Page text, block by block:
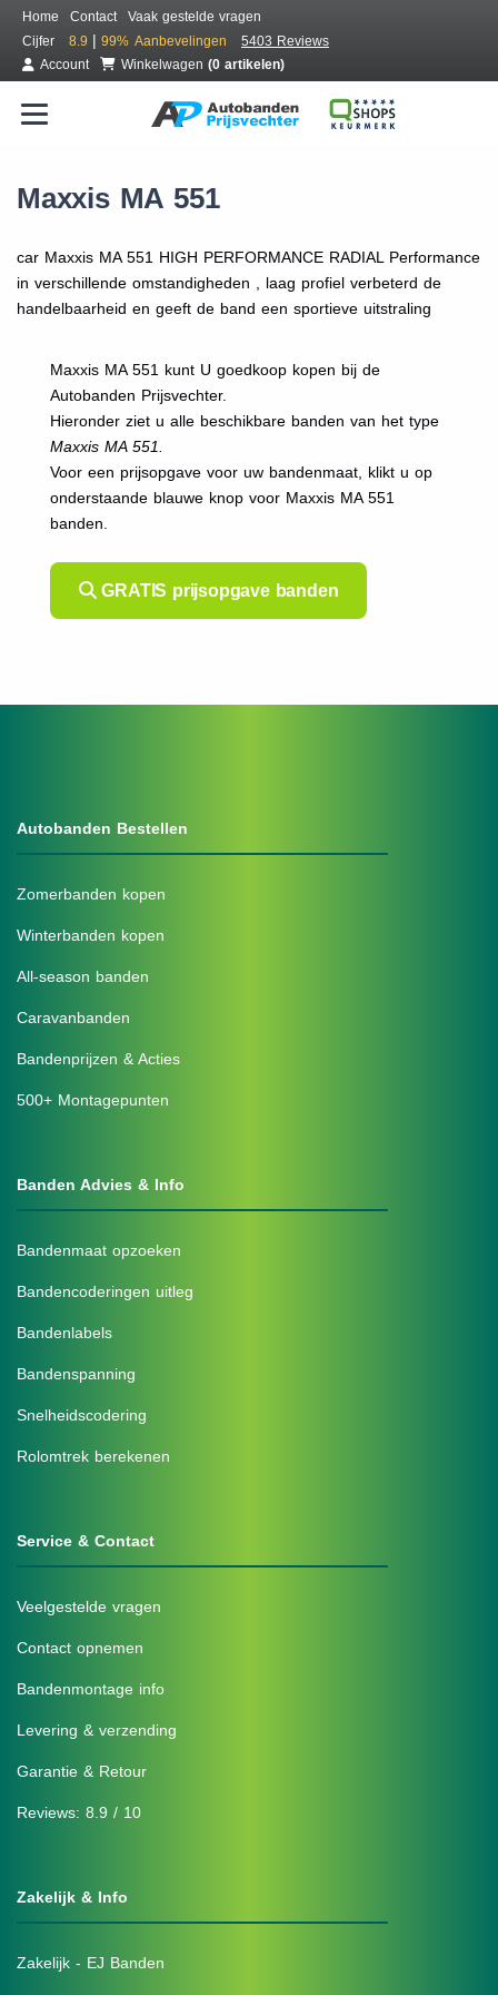
Home Contact
Vaak gestelde vragen
Cijfer
8.9 | 99% Aanbevelingen
5403 Reviews
Account
Winkelwagen (0 artikelen)
Maxxis MA 551
car Maxxis MA 551 HIGH PERFORMANCE RADIAL Performance
in verschillende omstandigheden , laag profiel verbeterd de
handelbaarheid en geeft de band een sportieve uitstraling
Maxxis MA 551 kunt U goedkoop kopen bij de
Autobanden Prijsvechter.
Hieronder ziet u alle beschikbare banden van het type
Maxxis MA 551.
Voor een prijsopgave voor uw bandenmaat, klikt u op
onderstaande blauwe knop voor Maxxis MA 551
banden.
GRATIS prijsopgave banden
Autobanden Bestellen
Zomerbanden kopen
Winterbanden kopen
All-season banden
Caravanbanden
Bandenprijzen & Acties
500+ Montagepunten
Banden Advies & Info
Bandenmaat opzoeken
Bandencoderingen uitleg
Bandenlabels
Bandenspanning
Snelheidscodering
Rolomtrek berekenen
Service & Contact
Veelgestelde vragen
Contact opnemen
Bandenmontage info
Levering & verzending
Garantie & Retour
Reviews: 8.9 / 10
Zakelijk & Info
Zakelijk - EJ Banden